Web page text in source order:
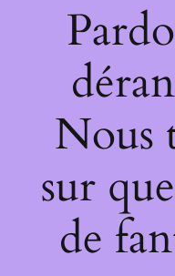
Nous
sur
de